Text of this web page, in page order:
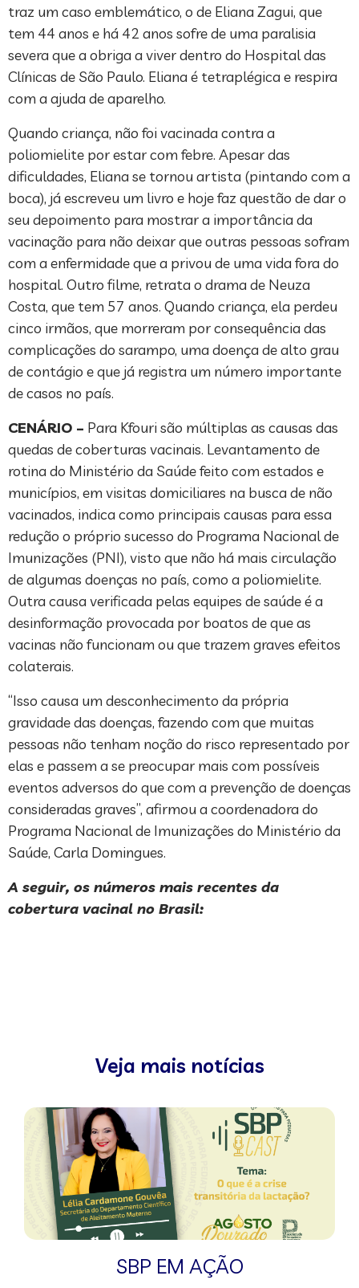
traz um caso emblemático, o de Eliana Zagui, que
tem 44 anos e há 42 anos sofre de uma paralisia
severa que a obriga a viver dentro do Hospital das
Clínicas de São Paulo. Eliana é tetraplégica e respira
com a ajuda de aparelho.
Quando criança, não foi vacinada contra a
poliomielite por estar com febre. Apesar das
dificuldades, Eliana se tornou artista (pintando com a
boca), já escreveu um livro e hoje faz questão de dar o
seu depoimento para mostrar a importância da
vacinação para não deixar que outras pessoas sofram
com a enfermidade que a privou de uma vida fora do
hospital. Outro filme, retrata o drama de Neuza
Costa, que tem 57 anos. Quando criança, ela perdeu
cinco irmãos, que morreram por consequência das
complicações do sarampo, uma doença de alto grau
de contágio e que já registra um número importante
de casos no país.
CENÁRIO – Para Kfouri são múltiplas as causas das
quedas de coberturas vacinais. Levantamento de
rotina do Ministério da Saúde feito com estados e
municípios, em visitas domiciliares na busca de não
vacinados, indica como principais causas para essa
redução o próprio sucesso do Programa Nacional de
Imunizações (PNI), visto que não há mais circulação
de algumas doenças no país, como a poliomielite.
Outra causa verificada pelas equipes de saúde é a
desinformação provocada por boatos de que as
vacinas não funcionam ou que trazem graves efeitos
colaterais.
“Isso causa um desconhecimento da própria
gravidade das doenças, fazendo com que muitas
pessoas não tenham noção do risco representado por
elas e passem a se preocupar mais com possíveis
eventos adversos do que com a prevenção de doenças
consideradas graves”, afirmou a coordenadora do
Programa Nacional de Imunizações do Ministério da
Saúde, Carla Domingues.
A seguir, os números mais recentes da
cobertura vacinal no Brasil:
Veja mais notícias
SBP EM AÇÃO